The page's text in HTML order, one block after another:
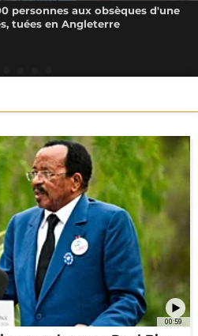
personnes aux obsèques d'une
tuées en Angleterre
00:59